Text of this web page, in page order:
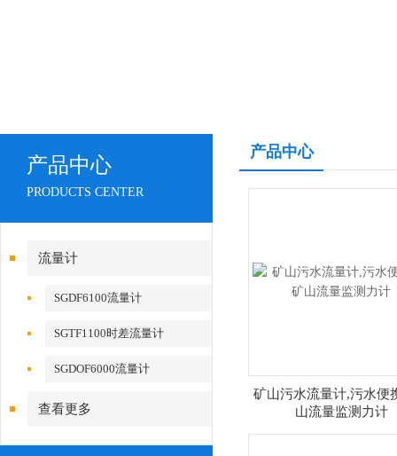
产品中心
PRODUCTS CENTER
流量计
SGDF6100流量计
SGTF1100时差流量计
SGDOF6000流量计
查看更多
产品中心
矿山污水流量计,污水便
山流量监测力计